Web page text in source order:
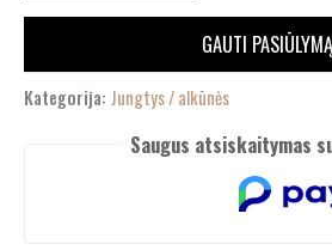
GAUTI PASIŪLYMĄ
Kategorija: Jungtys / alkūnės
Saugus atsiskaitymas